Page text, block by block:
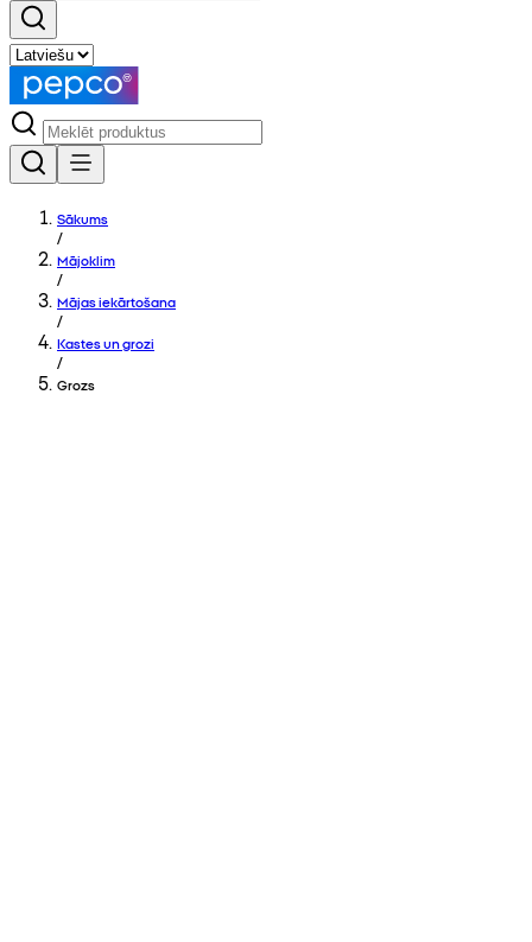
Sākums
/
Mājoklim
/
Mājas iekārtošana
/
Kastes un grozi
/
Grozs